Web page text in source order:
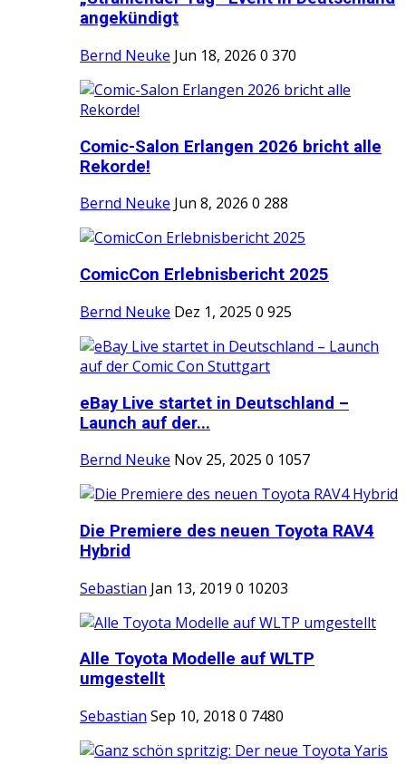
angekündigt
Bernd Neuke Jun 18, 2026 0 370
Comic-Salon Erlangen 2026 bricht alle
Rekorde!
Bernd Neuke Jun 8, 2026 0 288
ComicCon Erlebnisbericht 2025
Bernd Neuke Dez 1, 2025 0 925
eBay Live startet in Deutschland –
Launch auf der...
Bernd Neuke Nov 25, 2025 0 1057
Die Premiere des neuen Toyota RAV4
Hybrid
Sebastian Jan 13, 2019 0 10203
Alle Toyota Modelle auf WLTP
umgestellt
Sebastian Sep 10, 2018 0 7480